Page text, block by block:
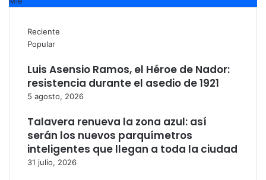
Reciente
Popular
Luis Asensio Ramos, el Héroe de Nador:
resistencia durante el asedio de 1921
5 agosto, 2026
Talavera renueva la zona azul: así
serán los nuevos parquímetros
inteligentes que llegan a toda la ciudad
31 julio, 2026